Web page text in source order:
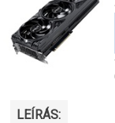
LEÍRÁS: